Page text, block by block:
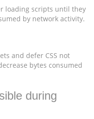
loading scripts until they
by network activity.
and defer CSS not
bytes consumed
during